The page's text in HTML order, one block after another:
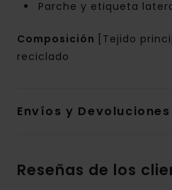
Parche y etiqueta
Composición
[Tejido
reciclado
Envíos y Devoluciones
Reseñas de los